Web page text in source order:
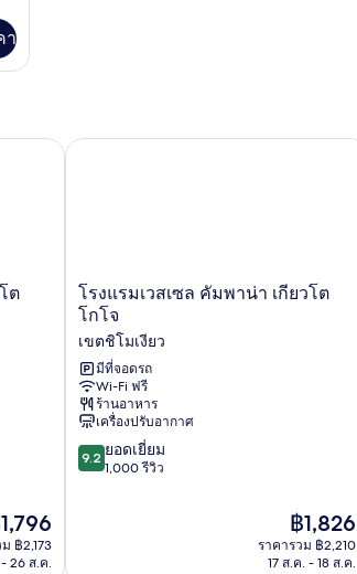
า
ต
คา
จุบัน
฿2,173
26 ส.ค.
โรง
แรม
เซล
คัม
พา
น่า
เกีย
วโต
โกโจ
โรงแรมเวสเซล คัมพาน่า เกียวโต
โกโจ
เขตชิโมเงียว
มีที่จอดรถ
Wi-Fi ฟรี
ร้านอาหาร
เครื่องปรับอากาศ
9.2
จาก
9.2 ยอดเยี่ยม
1,000 รีวิว
ราคา
ปัจจุบัน
คือ
฿1,826
ราคารวม ฿2,210
17 ส.ค. - 18 ส.ค.
โรงแรมเวสเซล คัมพาน่า เกียวโต โกโจ